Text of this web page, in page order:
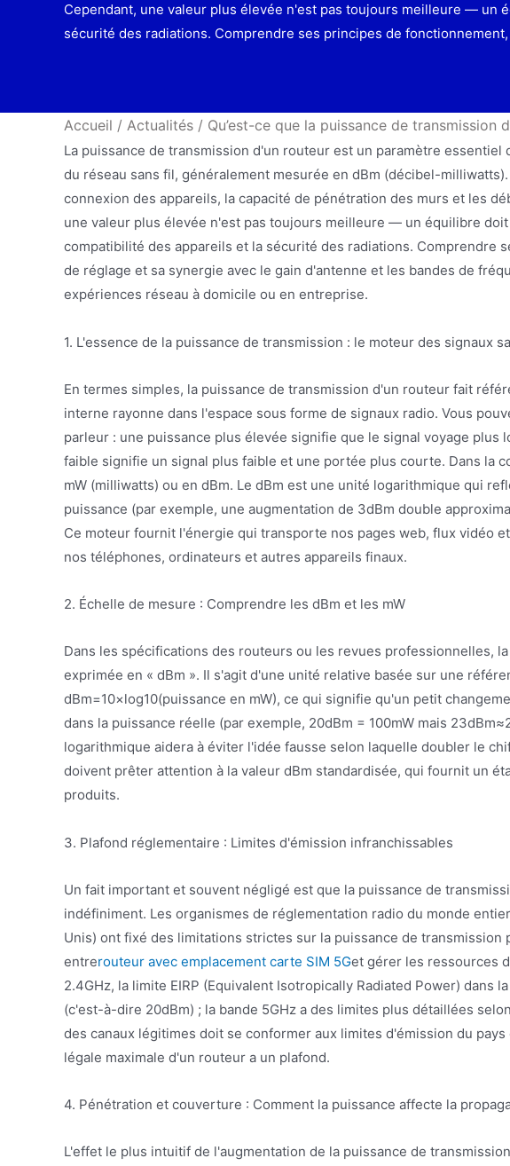
Cependant, une valeur plus élevée n'est pas toujours meilleure —
sécurité des radiations. Comprendre ses principes de
Accueil / Actualités / Qu’est-ce que la puissance de transmission
La puissance de transmission d'un routeur est un paramètre
du réseau sans fil, généralement mesurée en dBm (décibel-
connexion des appareils, la capacité de pénétration des murs et les
une valeur plus élevée n'est pas toujours meilleure — un équilibre
compatibilité des appareils et la sécurité des radiations. Comprendre
de réglage et sa synergie avec le gain d'antenne et les bandes de
expériences réseau à domicile ou en entreprise.
1. L'essence de la puissance de transmission : le moteur des signaux
En termes simples, la puissance de transmission d'un routeur fait
interne rayonne dans l'espace sous forme de signaux radio. Vous
parleur : une puissance plus élevée signifie que le signal voyage plus
faible signifie un signal plus faible et une portée plus courte. Dans la
mW (milliwatts) ou en dBm. Le dBm est une unité logarithmique qui
puissance (par exemple, une augmentation de 3dBm double
Ce moteur fournit l'énergie qui transporte nos pages web, flux vidéo
nos téléphones, ordinateurs et autres appareils finaux.
2. Échelle de mesure : Comprendre les dBm et les mW
Dans les spécifications des routeurs ou les revues professionnelles,
exprimée en « dBm ». Il s'agit d'une unité relative basée sur une
dBm=10×log10(puissance en mW), ce qui signifie qu'un petit
dans la puissance réelle (par exemple, 20dBm = 100mW mais
logarithmique aidera à éviter l'idée fausse selon laquelle doubler le
doivent prêter attention à la valeur dBm standardisée, qui fournit un
produits.
3. Plafond réglementaire : Limites d'émission infranchissables
Un fait important et souvent négligé est que la puissance de
indéfiniment. Les organismes de réglementation radio du monde
Unis) ont fixé des limitations strictes sur la puissance de
entrerouteur avec emplacement carte SIM 5Get gérer les ressources
2.4GHz, la limite EIRP (Equivalent Isotropically Radiated Power) dans
(c'est-à-dire 20dBm) ; la bande 5GHz a des limites plus détaillées
des canaux légitimes doit se conformer aux limites d'émission du
légale maximale d'un routeur a un plafond.
4. Pénétration et couverture : Comment la puissance affecte la
L'effet le plus intuitif de l'augmentation de la puissance de